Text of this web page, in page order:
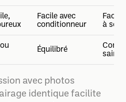
Facile avec
conditionneur
Facile
à sec
Équilibré
sain
avec photos
identique facilite